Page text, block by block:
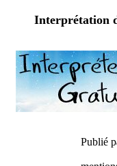
Interprétation
Publié